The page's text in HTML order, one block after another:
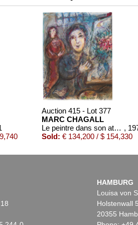
Auction 415 - Lot 377
MARC CHAGALL
Le peintre dans son atelier ,
Sold: € 134,200 / $ 154,330
HAMBURG
Louisa von
Holstenwall 5
20355